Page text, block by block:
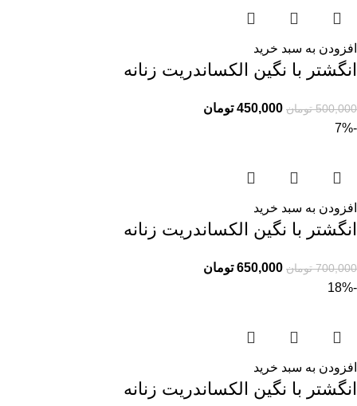
افزودن به سبد خرید
انگشتر با نگین الکساندریت زنانه
500,000 تومان 450,000 تومان
-7%
افزودن به سبد خرید
انگشتر با نگین الکساندریت زنانه
700,000 تومان 650,000 تومان
-18%
افزودن به سبد خرید
انگشتر با نگین الکساندریت زنانه